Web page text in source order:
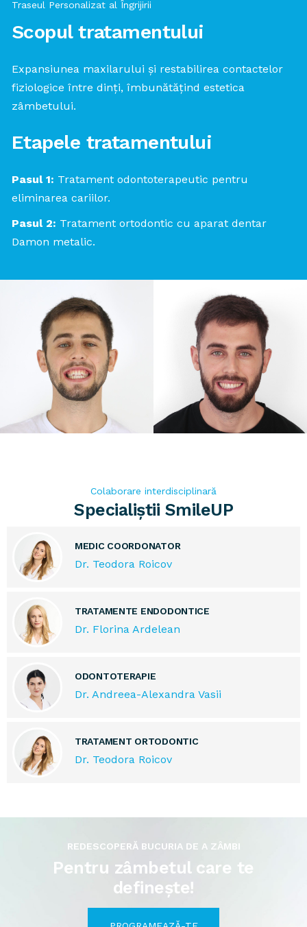
Traseul Personalizat al Îngrijirii
Scopul tratamentului
Expansiunea maxilarului și restabilirea contactelor
fiziologice între dinți, îmbunătățind estetica
zâmbetului.
Etapele tratamentului
Pasul 1: Tratament odontoterapeutic pentru
eliminarea cariilor.
Pasul 2: Tratament ortodontic cu aparat dentar
Damon metalic.
Colaborare interdisciplinară
Specialiștii SmileUP
MEDIC COORDONATOR
Dr. Teodora Roicov
TRATAMENTE ENDODONTICE
Dr. Florina Ardelean
ODONTOTERAPIE
Dr. Andreea-Alexandra Vasii
TRATAMENT ORTODONTIC
Dr. Teodora Roicov
REDESCOPERĂ BUCURIA DE A ZÂMBI
Pentru zâmbetul care te
definește!